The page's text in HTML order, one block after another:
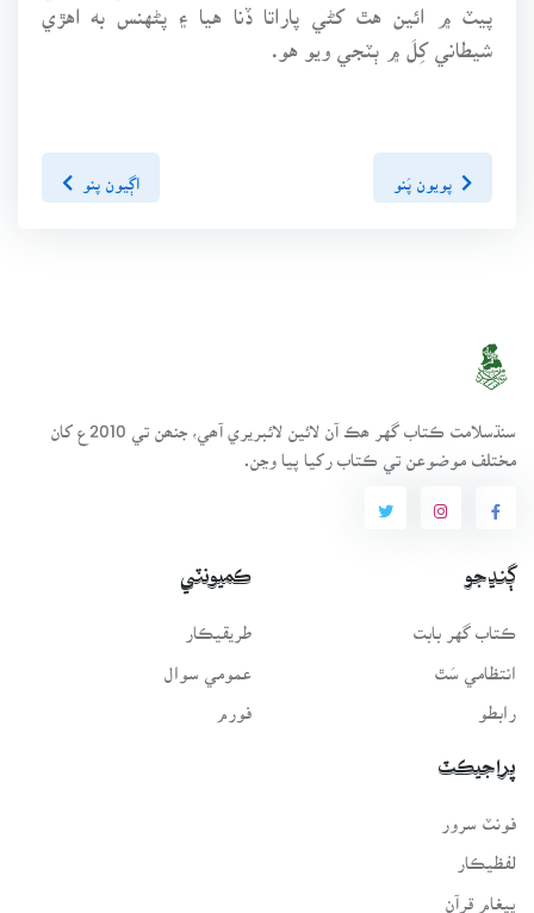
پيٽ ۾ ائين هٿ کڻي پاراتا ڏنا هيا ۽ پڻهنس به اهڙي
شيطاني کِلَ ۾ ٻٽجي ويو هو.
پويون پَنو اڳيون پنو
سنڌسلامت ڪتاب گهر ھڪ آن لائين لائبريري آھي، جنھن تي 2010ع کان
مختلف موضوعن تي ڪتاب رکيا پيا وڃن.
ڳنڍجو
ڪتاب گهر بابت
انتظامي سَٿ
رابطو
ڪميونٽي
طريقيڪار
عمومي سوال
فورم
پراجيڪٽ
لفظيڪار
پيغامِ قرآن